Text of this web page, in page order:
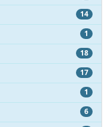
14
1
18
17
1
6